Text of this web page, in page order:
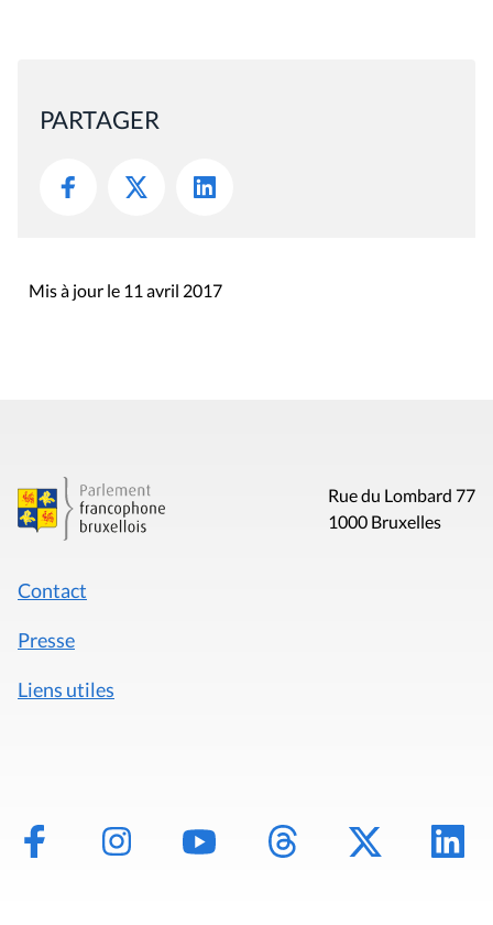
PARTAGER
Mis à jour le 11 avril 2017
Rue du Lombard 77
1000 Bruxelles
Contact
Presse
Liens utiles